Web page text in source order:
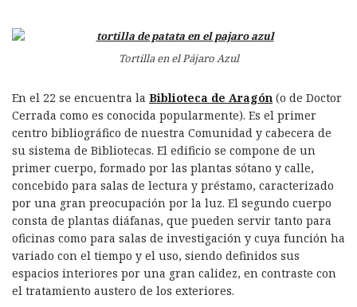
Tortilla en el Pájaro Azul
En el 22 se encuentra la Biblioteca de Aragón (o de Doctor
Cerrada como es conocida popularmente). Es el primer
centro bibliográfico de nuestra Comunidad y cabecera de
su sistema de Bibliotecas. El edificio se compone de un
primer cuerpo, formado por las plantas sótano y calle,
concebido para salas de lectura y préstamo, caracterizado
por una gran preocupación por la luz. El segundo cuerpo
consta de plantas diáfanas, que pueden servir tanto para
oficinas como para salas de investigación y cuya función ha
variado con el tiempo y el uso, siendo definidos sus
espacios interiores por una gran calidez, en contraste con
el tratamiento austero de los exteriores.